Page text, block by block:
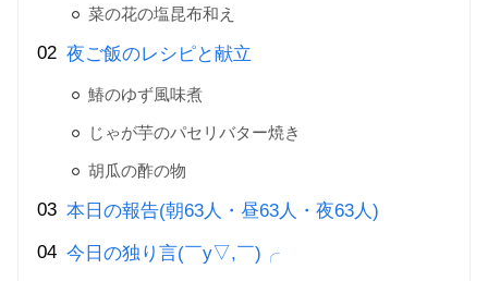
菜の花の塩昆布和え
夜ご飯のレシピと献立
鰆のゆず風味煮
じゃが芋のパセリバター焼き
胡瓜の酢の物
本日の報告(朝63人・昼63人・夜63人)
今日の独り言(￣y▽,￣)╭